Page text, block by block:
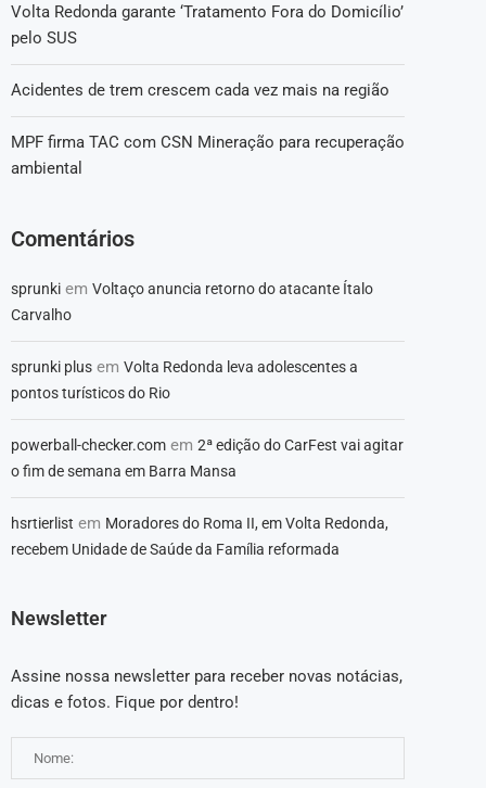
Volta Redonda garante ‘Tratamento Fora do Domicílio’
pelo SUS
Acidentes de trem crescem cada vez mais na região
MPF firma TAC com CSN Mineração para recuperação
ambiental
Comentários
sprunki em Voltaço anuncia retorno do atacante Ítalo
Carvalho
sprunki plus em Volta Redonda leva adolescentes a
pontos turísticos do Rio
powerball-checker.com em 2ª edição do CarFest vai agitar
o fim de semana em Barra Mansa
hsrtierlist em Moradores do Roma II, em Volta Redonda,
recebem Unidade de Saúde da Família reformada
Newsletter
Assine nossa newsletter para receber novas notácias,
dicas e fotos. Fique por dentro!